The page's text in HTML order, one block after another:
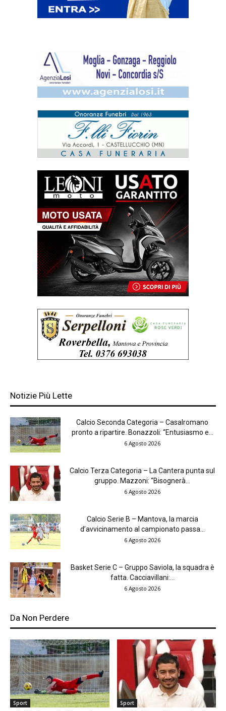
Notizie Più Lette
Calcio Seconda Categoria – Casalromano
pronto a ripartire. Bonazzoli: “Entusiasmo e...
6 Agosto 2026
Calcio Terza Categoria – La Cantera punta sul
gruppo. Mazzoni: “Bisognerà...
6 Agosto 2026
Calcio Serie B – Mantova, la marcia
d’avvicinamento al campionato passa...
6 Agosto 2026
Basket Serie C – Gruppo Saviola, la squadra è
fatta. Cacciavillani:...
6 Agosto 2026
Da Non Perdere
Sport Sport